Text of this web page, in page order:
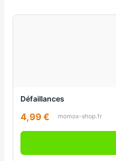
Défaillances
4,99 € momox-shop.fr